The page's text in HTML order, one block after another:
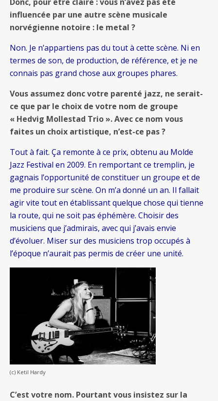
influencée par une autre scène musicale
norvégienne notoire : le metal ?
Non. Je n’appartiens pas du tout à cette scène. Ni en
termes de son, de production, de référence, et je ne
connais pas grand chose aux groupes phares.
Vous assumez donc votre parenté jazz, ne serait-
ce que par le choix de votre nom de groupe
« Hedvig Mollestad Trio ». Avec ce nom vous
faites un choix artistique, n’est-ce pas ?
Tout à fait. Ça remonte à ce prix, obtenu au Molde
Jazz Festival en 2009. En remportant ce tremplin, je
gagnais l’opportunité de constituer un groupe et de
me produire sur scène. On m’a donné un an. Il fallait
agir vite tout en établissant quelque chose qui tienne
la route, qui ne soit pas éphémère. Choisir des
musiciens que j’admirais, avec qui j’avais envie
d’évoluer. Miser sur des musiciens trop occupés à
l’époque n’aurait pas permis de créer une unité.
(c) Ketil Hardy
C’est votre nom. Pourtant vous insistez sur la